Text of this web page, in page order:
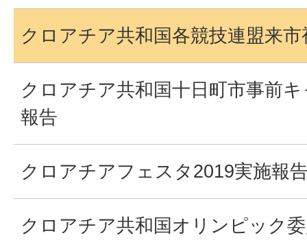
クロアチア共和国各競技連盟来市
クロアチア共和国十日町市事前
報告
クロアチアフェスタ2019実施報
クロアチア共和国オリンピック